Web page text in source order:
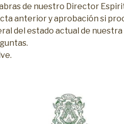
de nuestro Director
anterior y aprobación si
del estado actual de nuestra